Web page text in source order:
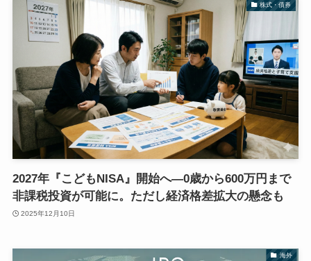
株式・債券
2027年『こどもNISA』開始へ―0歳から600万円まで
非課税投資が可能に。ただし経済格差拡大の懸念も
2025年12月10日
海外